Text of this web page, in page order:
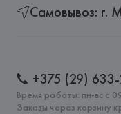
Самовывоз: г.
+375 (29)
Время работы: пн-вс с
Заказы через корзину